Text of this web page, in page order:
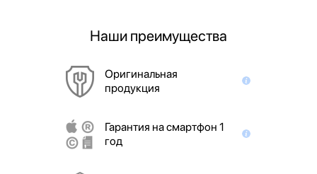
Наши преимущества
Оригинальная
продукция
Гарантия на смартфон 1
год